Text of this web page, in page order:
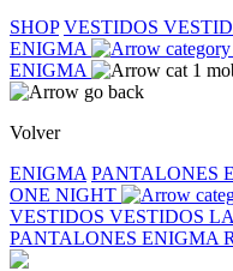
SHOP VESTIDOS
ENIGMA
ENIGMA
Volver
ENIGMA PANTALONES
ONE NIGHT
VESTIDOS VESTIDOS
PANTALONES ENIGMA